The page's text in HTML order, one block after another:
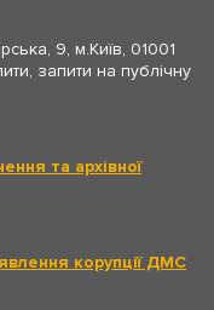
9, м.Київ, 01001
запити на публічну
та архівної
корупції ДМС